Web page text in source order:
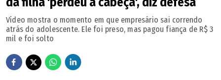
Vídeo mostra o momento em que empresário sai correndo
atrás do adolescente. Ele foi preso, mas pagou fiança de R$ 3
mil e foi solto